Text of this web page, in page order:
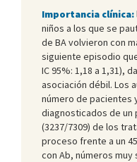
Importancia clínica:
niños a los que se
de BA volvieron con
siguiente episodio
IC 95%: 1,18 a 1,31),
asociación débil. Los
número de pacientes
diagnosticados de un
(3237/7309) de los
proceso frente a un
con Ab, números